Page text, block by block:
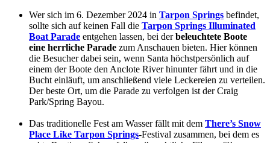
Wer sich im 6. Dezember 2024 in Tarpon Springs befindet,
sollte sich auf keinen Fall die Tarpon Springs Illuminated
Boat Parade entgehen lassen, bei derbeleuchtete Boote
eine herrliche Parade zum Anschauen bieten. Hier können
die Besucher dabei sein, wenn Santa höchstpersönlich auf
einem der Boote den Anclote River hinunter fährt und in die
Bucht einläuft, um anschließend viele Leckereien zu verteilen.
Der beste Ort, um die Parade zu verfolgen ist der Craig
Park/Spring Bayou.
Das traditionelle Fest am Wasser fällt mit dem There’s Snow
Place Like Tarpon Springs-Festival zusammen, bei dem es